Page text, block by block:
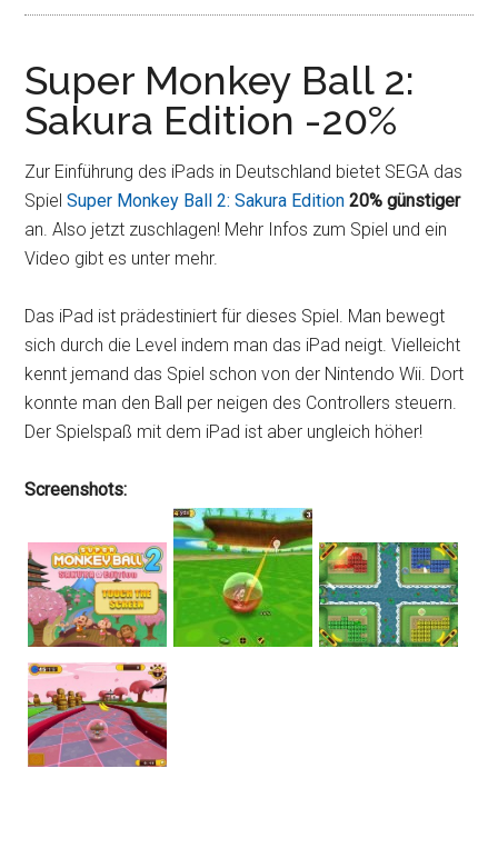
Super Monkey Ball 2:
Sakura Edition -20%
Zur Einführung des iPads in Deutschland bietet SEGA das
SpielSuper Monkey Ball 2: Sakura Edition 20% günstiger
an. Also jetzt zuschlagen! Mehr Infos zum Spiel und ein
Video gibt es unter mehr.
Das iPad ist prädestiniert für dieses Spiel. Man bewegt
sich durch die Level indem man das iPad neigt. Vielleicht
kennt jemand das Spiel schon von der Nintendo Wii. Dort
konnte man den Ball per neigen des Controllers steuern.
Der Spielspaß mit dem iPad ist aber ungleich höher!
Screenshots: